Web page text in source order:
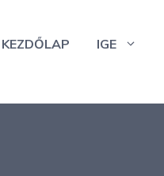
KEZDŐLAP IGE